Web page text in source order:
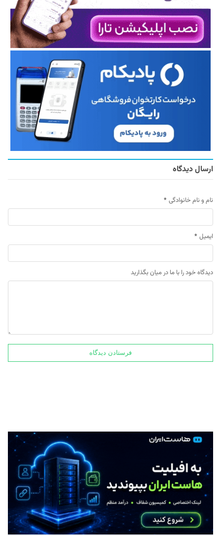
ارسال دیدگاه
نام و نام خانوادگی *
ایمیل *
دیدگاه خود را با ما در میان بگذارید